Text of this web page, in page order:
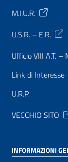
M.I.U.R.
U.S.R. – E.R.
Ufficio VIII A.T. –
Link di Interesse
U.R.P.
VECCHIO SITO
INFORMAZIONI